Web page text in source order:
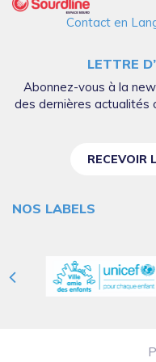
Contact en
LETTRE
Abonnez-vous à la
des dernières actualités
RECEVOIR
NOS LABELS